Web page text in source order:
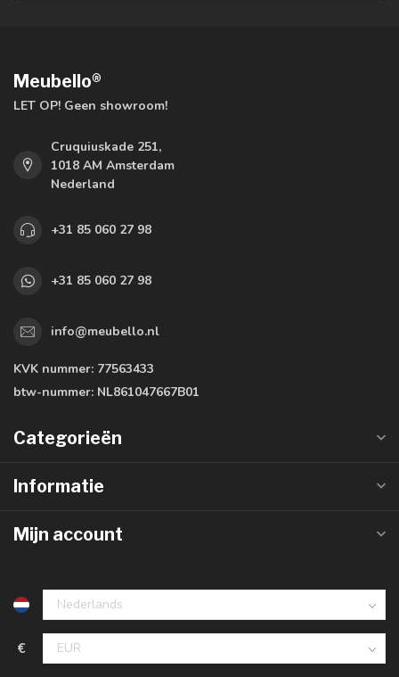
Meubello®
LET OP! Geen showroom!
Cruquiuskade 251,
1018 AM Amsterdam
Nederland
+31 85 060 27 98
+31 85 060 27 98
info@meubello.nl
KVK nummer: 77563433
btw-nummer: NL861047667B01
Categorieën
Informatie
Mijn account
€